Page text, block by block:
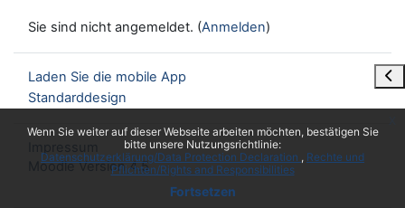
Wenn Sie weiter auf dieser Webseite arbeiten möchten, bestätigen Sie
bitte unsere Nutzungsrichtlinie:
Datenschutzerklärung/Data Protection Declaration
Rechte und
Pflichten/Rights and Responsibilities
Fortsetzen
Sie sind nicht angemeldet. (Anmelden)
Laden Sie die mobile App
Standarddesign
Moodle Version 4.5